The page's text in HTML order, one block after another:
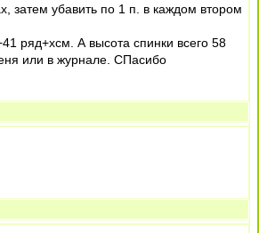
затем убавить по 1 п. в каждом втором
ряд+хсм. А высота спинки всего 58
или в журнале. СПасибо